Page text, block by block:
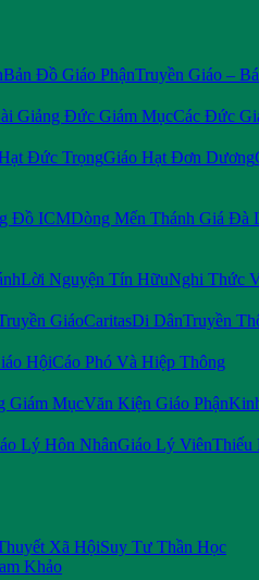
Bản Đồ Giáo PhậnTruyền Giáo –
Giảng Đức Giám MụcCác Đức
Đức TrọngGiáo Hạt Đơn Dương
Đồ ICMDòng Mến Thánh Giá Đà
Lời Nguyện Tín HữuNghi Thức
GiáoCaritasDi DânTruyền
HộiCáo Phó Và Hiệp Thông
Giám MụcVăn Kiện Giáo Phận
Lý Hôn NhânGiáo Lý ViênThiếu
Xã HộiSuy Tư Thần Học
Khảo